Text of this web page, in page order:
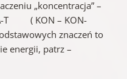
„koncentracja” –
T ( KON – KON-
znaczeń to
energii, patrz –